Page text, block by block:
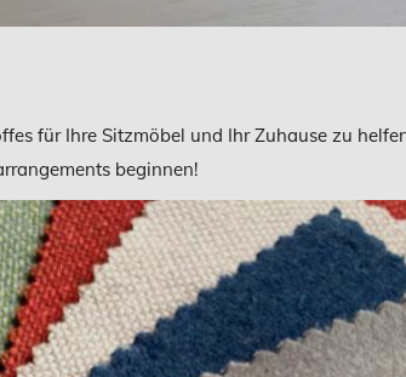
für Ihre Sitzmöbel und Ihr Zuhause zu
beginnen!